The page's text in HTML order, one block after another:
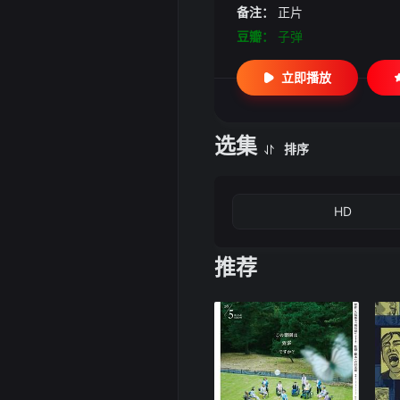
备注：
正片
豆瓣：
子弹
立即播放
选集 排序
HD
推荐